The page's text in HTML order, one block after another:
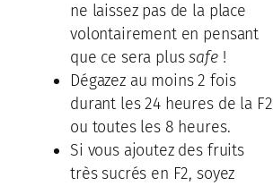
ne laissez pas de la place
volontairement en pensant
que ce sera plussafe!
Dégazez au moins 2 fois
durant les 24 heures de la F2
ou toutes les 8 heures.
Si vous ajoutez des fruits
très sucrés en F2, soyez